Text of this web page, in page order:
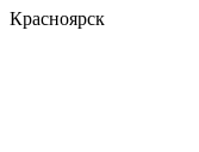
Красноярск